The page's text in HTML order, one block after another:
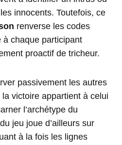
innocents. Toutefois, ce
renverse les codes
chaque participant
proactif de tricheur.
passivement les autres
victoire appartient à celui
l’archétype du
jeu joue d’ailleurs sur
à la fois les lignes